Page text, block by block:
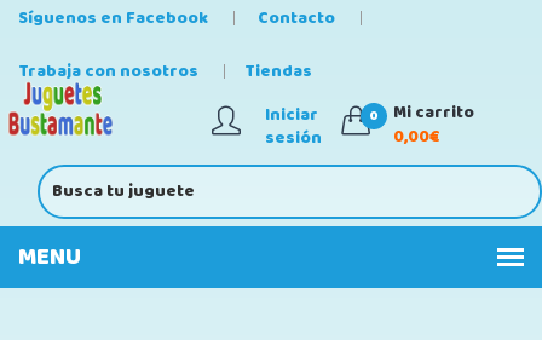
Síguenos en Facebook
Contacto
Trabaja con nosotros
Tiendas
Iniciar
sesión
0
Mi carrito
0,00€